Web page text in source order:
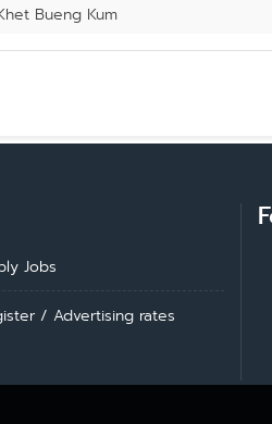
Bueng Kum
Jobs
/ Advertising rates